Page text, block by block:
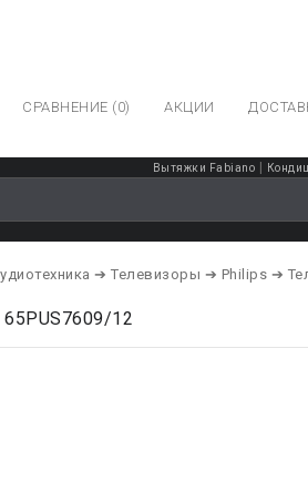
СРАВНЕНИЕ (0) АКЦИИ
Вытяжки Fabiano
➔ Телевизоры ➔ Philips ➔
12